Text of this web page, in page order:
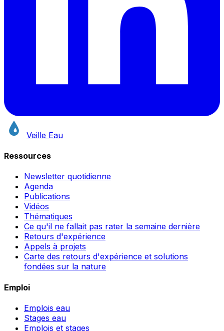
Veille Eau
Ressources
Newsletter quotidienne
Agenda
Publications
Vidéos
Thématiques
Ce qu'il ne fallait pas rater la semaine dernière
Retours d'expérience
Appels à projets
Carte des retours d'expérience et solutions
fondées sur la nature
Emploi
Emplois eau
Stages eau
Emplois et stages